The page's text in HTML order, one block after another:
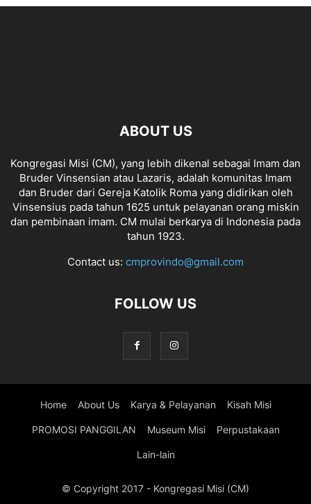
ABOUT US
Kongregasi Misi (CM), yang lebih dikenal sebagai Imam dan
Bruder Vinsensian atau Lazaris, adalah komunitas Imam
dan Bruder dari Gereja Katolik Roma yang didirikan oleh
Vinsensius pada tahun 1625 untuk pelayanan orang miskin
dan pembinaan imam. CM mulai berkarya di Indonesia pada
tahun 1923.
Contact us: cmprovindo@gmail.com
FOLLOW US
Home About Us Karya & Pelayanan Kisah Misi
PROMOSI PANGGILAN Museum Misi Perpustakaan
Lain-lain
© Copyright 2017 - Kongregasi Misi (CM)